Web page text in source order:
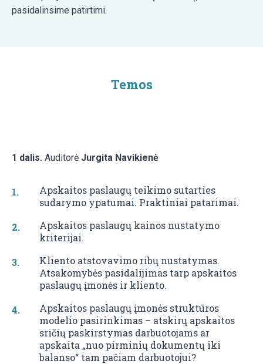
pasidalinsime patirtimi.
Temos
1 dalis. Auditorė Jurgita Navikienė
Apskaitos paslaugų teikimo sutarties
sudarymo ypatumai. Praktiniai patarimai.
Apskaitos paslaugų kainos nustatymo
kriterijai.
Kliento atstovavimo ribų nustatymas.
Atsakomybės pasidalijimas tarp apskaitos
paslaugų įmonės ir kliento.
Apskaitos paslaugų įmonės struktūros
modelio pasirinkimas – atskirų apskaitos
sričių paskirstymas darbuotojams ar
apskaita „nuo pirminių dokumentų iki
balanso“ tam pačiam darbuotojui?